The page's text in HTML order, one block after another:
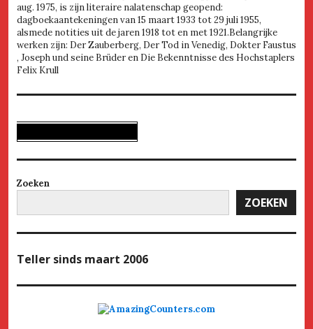
aug. 1975, is zijn literaire nalatenschap geopend:
dagboekaantekeningen van 15 maart 1933 tot 29 juli 1955,
alsmede notities uit de jaren 1918 tot en met 1921.Belangrijke
werken zijn: Der Zauberberg, Der Tod in Venedig, Dokter Faustus
, Joseph und seine Brüder en Die Bekenntnisse des Hochstaplers
Felix Krull
Zoeken
ZOEKEN
Teller sinds maart 2006